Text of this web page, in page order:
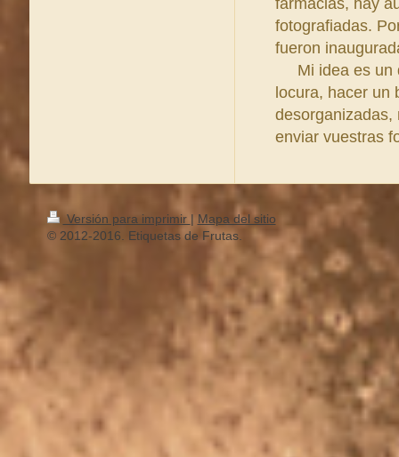
farmacias, hay
fotografiadas.
fueron
Mi idea es un
locura, hacer un
enviar vuestras
Versión para imprimir | Mapa del sitio
© 2012-2016. Etiquetas de Frutas.